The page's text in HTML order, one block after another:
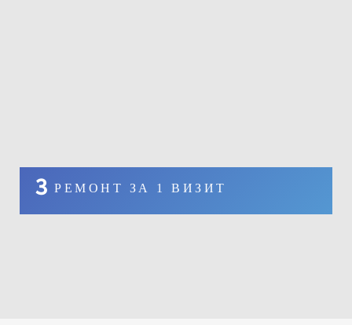
3 РЕМОНТ ЗА 1 ВИЗИТ